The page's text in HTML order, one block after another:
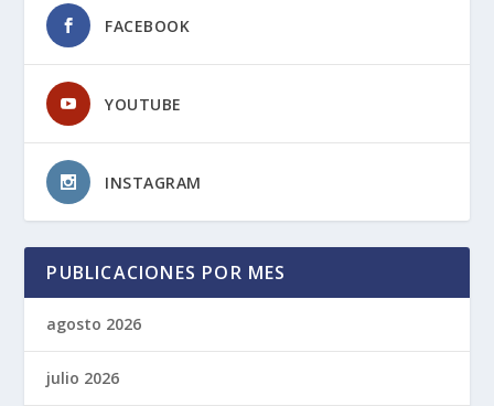
FACEBOOK
YOUTUBE
INSTAGRAM
PUBLICACIONES POR MES
agosto 2026
julio 2026